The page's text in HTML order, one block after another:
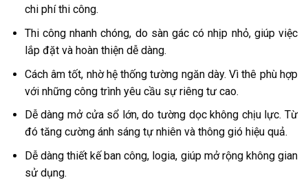
chi phí thi công.
Thi công nhanh chóng, do sàn gác có nhịp nhỏ, giúp việc
lắp đặt và hoàn thiện dễ dàng.
Cách âm tốt, nhờ hệ thống tường ngăn dày. Vì thê phù hợp
với những công trình yêu cầu sự riêng tư cao.
Dễ dàng mở cửa sổ lớn, do tường dọc không chịu lực. Từ
đó tăng cường ánh sáng tự nhiên và thông gió hiệu quả.
Dễ dàng thiết kế ban công, logia, giúp mở rộng không gian
sử dụng.